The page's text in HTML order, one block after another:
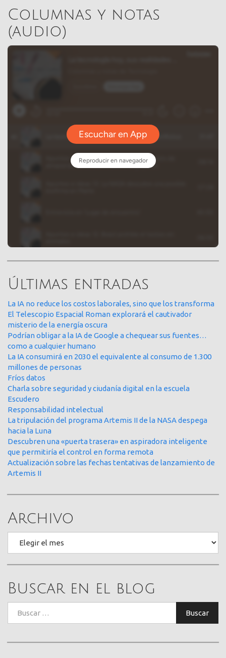
Columnas y notas
(audio)
Últimas entradas
La IA no reduce los costos laborales, sino que los transforma
El Telescopio Espacial Roman explorará el cautivador
misterio de la energía oscura
Podrían obligar a la IA de Google a chequear sus fuentes…
como a cualquier humano
La IA consumirá en 2030 el equivalente al consumo de 1.300
millones de personas
Fríos datos
Charla sobre seguridad y ciudanía digital en la escuela
Escudero
Responsabilidad intelectual
La tripulación del programa Artemis II de la NASA despega
hacia la Luna
Descubren una «puerta trasera» en aspiradora inteligente
que permitiría el control en forma remota
Actualización sobre las fechas tentativas de lanzamiento de
Artemis II
Archivo
Buscar en el blog
Buscar